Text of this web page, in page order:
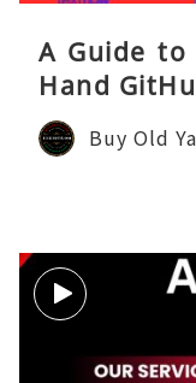
A Guide to
Hand
Buy Old